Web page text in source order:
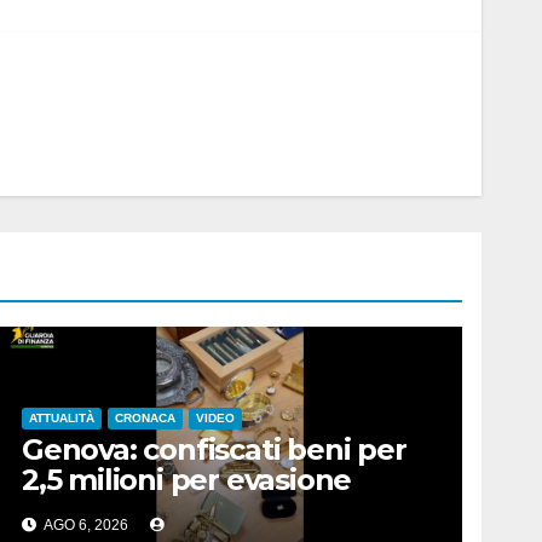
ATTUALITÀ CRONACA VIDEO
Genova: confiscati beni per
2,5 milioni per evasione
fiscale
AGO 6, 2026